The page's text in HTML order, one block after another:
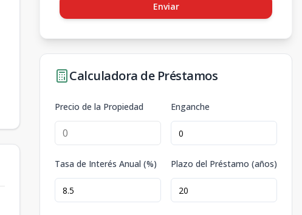
Enviar
Calculadora de Préstamos
Precio de la Propiedad Enganche
Tasa de Interés Anual (%) Plazo del Préstamo (años)